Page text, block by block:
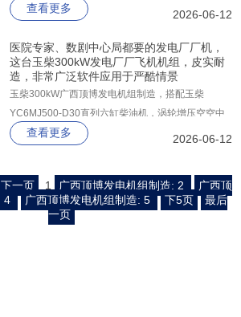
GR314FS纯铜无刷交流发电机，以“大马拉小车”的
核心优势，为工业、市政、通讯等关键用电场景提供
坚实保障。
查看更多 2026-06-12
医院专家、数剧中心局都要的发电厂厂机，
这台玉柴300kW发电厂厂飞机机组，皮实耐
造，非常广泛软件应用于严酷情景
玉柴300kW广西顶博发电机组制造，搭配玉柴
YC6MJ500-D30直列六缸柴油机，涡轮增压空空中
冷，配套上海斯坦福GR314FS纯铜无刷发电机。全
查看更多 2026-06-12
下一页 1 广西顶博发电机组制造: 2
广西顶
4 广西顶博发电机组制造: 5 下5页
最后
一页